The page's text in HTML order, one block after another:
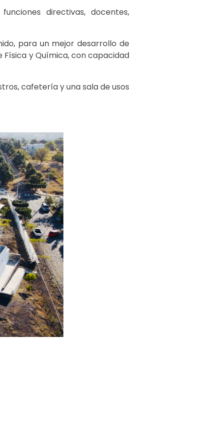
directivas, docentes,
para un mejor desarrollo de
y Química, con capacidad
cafetería y una sala de usos